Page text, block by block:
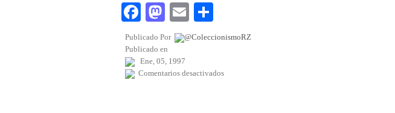
Fa
ce
bo
ok
M
as
to
do
E
m o
pa
Publicado Por
@ColeccionismoRZ
Publicado en
Ene, 05, 1997
Comentarios desactivadosen